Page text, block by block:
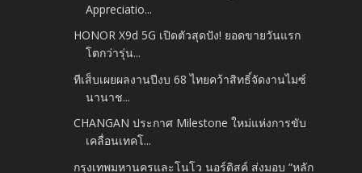
Appreciatio...
HONOR X9d 5G เปิดตัวสุดปัง! ยอดขายวันแรก
โตกว่ารุ่น...
ทีเส็บเผยผลงานปีงบ 68 ไทยคว้าสิทธิ์จัดงานไมซ์
นานาช...
CHANGAN ประกาศ Milestone ใหม่แห่งการขับ
เคลื่อนเทคโ...
กรุงเทพมหานครและโนโว นอร์ดิสค์ ส่งมอบ “หลัก